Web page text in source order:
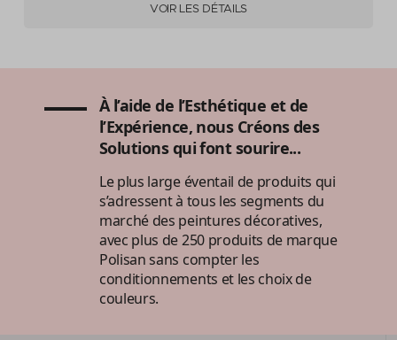
VOIR LES DÉTAILS
À l’aide de l’Esthétique et de
l’Expérience, nous Créons des
Solutions qui font sourire...
Le plus large éventail de produits qui
s’adressent à tous les segments du
marché des peintures décoratives,
avec plus de 250 produits de marque
Polisan sans compter les
conditionnements et les choix de
couleurs.